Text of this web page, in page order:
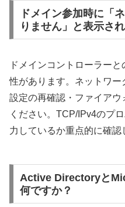
ドメイン参加時に「
りません」と表示さ
ドメインコントローラー
性があります。ネットワ
設定の再確認・ファイア
ください。TCP/IPv4のプ
力しているか重点的に確認
Active Directoryと
何ですか？